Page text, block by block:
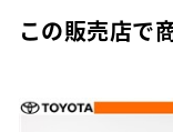
この販売店で